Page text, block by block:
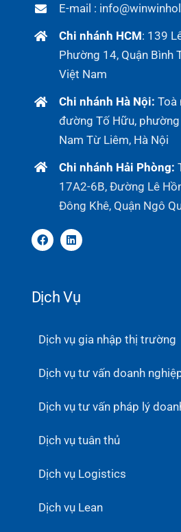
E-mail :
Chi nhánh HCM: 139
Phường 14, Quận Bình
Việt Nam
Chi nhánh Hà Nội: Toà
đường Tố Hữu, phường
Nam Từ Liêm, Hà Nội
Chi nhánh Hải Phòng:
17A2-6B, Đường Lê
Đông Khê, Quận Ngô
Dịch Vụ
Dịch vụ gia nhập thị trường
Dịch vụ tư vấn doanh
Dịch vụ tư vấn pháp lý
Dịch vụ tuân thủ
Dịch vụ Logistics
Dịch vụ Lean